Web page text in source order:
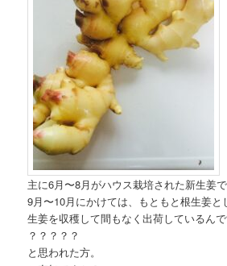
主に6月〜8月がハウス栽培された新生姜
9月〜10月にかけては、もともと根生姜と
生姜を収穫して間もなく出荷しているんで
？？？？？
と思われた方。